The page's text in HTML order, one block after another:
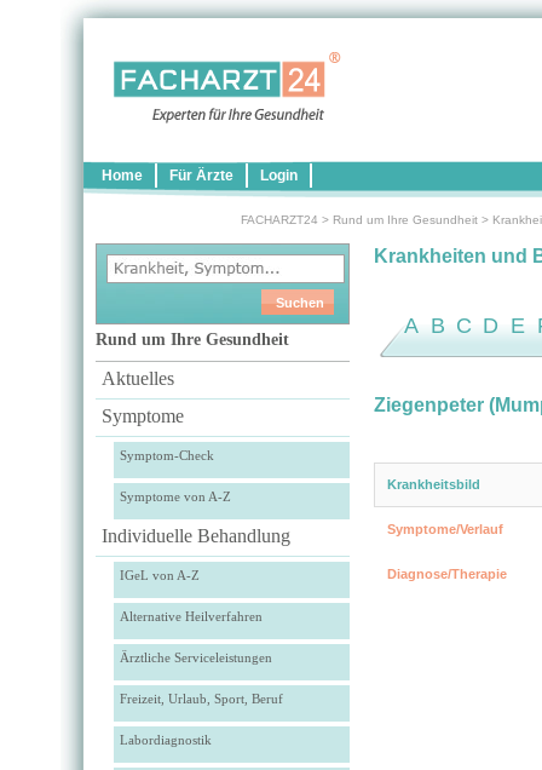
Home Für Ärzte Login
FACHARZT24 > Rund um Ihre Gesundheit >
Rund um Ihre Gesundheit
Aktuelles
Symptome
Symptom-Check
Symptome von A-Z
Individuelle Behandlung
IGeL von A-Z
Alternative Heilverfahren
Ärztliche Serviceleistungen
Freizeit, Urlaub, Sport, Beruf
Labordiagnostik
Krankheiten und
A B C D E
Ziegenpeter
Krankheitsbild
Symptome/Verlauf
Diagnose/Therapie